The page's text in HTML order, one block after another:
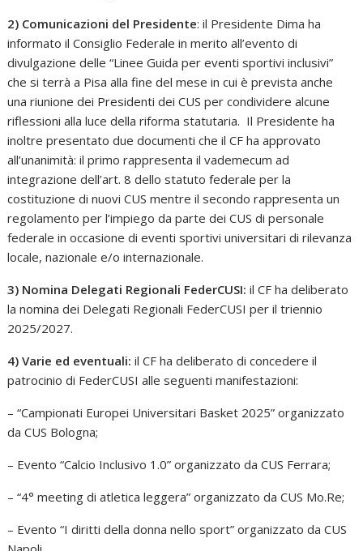
2) Comunicazioni del Presidente: il Presidente Dima ha
informato il Consiglio Federale in merito all’evento di
divulgazione delle “Linee Guida per eventi sportivi inclusivi”
che si terrà a Pisa alla fine del mese in cui è prevista anche
una riunione dei Presidenti dei CUS per condividere alcune
riflessioni alla luce della riforma statutaria. Il Presidente ha
inoltre presentato due documenti che il CF ha approvato
all’unanimità: il primo rappresenta il vademecum ad
integrazione dell’art. 8 dello statuto federale per la
costituzione di nuovi CUS mentre il secondo rappresenta un
regolamento per l’impiego da parte dei CUS di personale
federale in occasione di eventi sportivi universitari di rilevanza
locale, nazionale e/o internazionale.
3) Nomina Delegati Regionali FederCUSI:il CF ha deliberato
la nomina dei Delegati Regionali FederCUSI per il triennio
2025/2027.
4) Varie ed eventuali:il CF ha deliberato di concedere il
patrocinio di FederCUSI alle seguenti manifestazioni:
– “Campionati Europei Universitari Basket 2025” organizzato
da CUS Bologna;
– Evento “Calcio Inclusivo 1.0” organizzato da CUS Ferrara;
– “4° meeting di atletica leggera” organizzato da CUS Mo.Re;
– Evento “I diritti della donna nello sport” organizzato da CUS